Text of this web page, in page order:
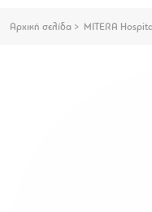
Αρχική σελίδα MITERA Hospital